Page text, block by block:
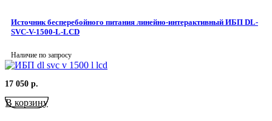
Источник бесперебойного питания линейно-интерактивный ИБП DL-
SVC-V-1500-L-LCD
Наличие по запросу
17 050 р.
В корзину